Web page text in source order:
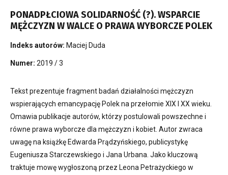
PONADPŁCIOWA SOLIDARNOŚĆ (?). WSPARCIE
MĘŻCZYZN W WALCE O PRAWA WYBORCZE POLEK
Indeks autorów: Maciej Duda
Numer: 2019 / 3
Tekst prezentuje fragment badań działalności mężczyzn
wspierających emancypację Polek na przełomie XIX I XX wieku.
Omawia publikacje autorów, którzy postulowali powszechne i
równe prawa wyborcze dla mężczyzn i kobiet. Autor zwraca
uwagę na książkę Edwarda Prądzyńskiego, publicystykę
Eugeniusza Starczewskiego i Jana Urbana. Jako kluczową
traktuje mowę wygłoszoną przez Leona Petrażyckiego w